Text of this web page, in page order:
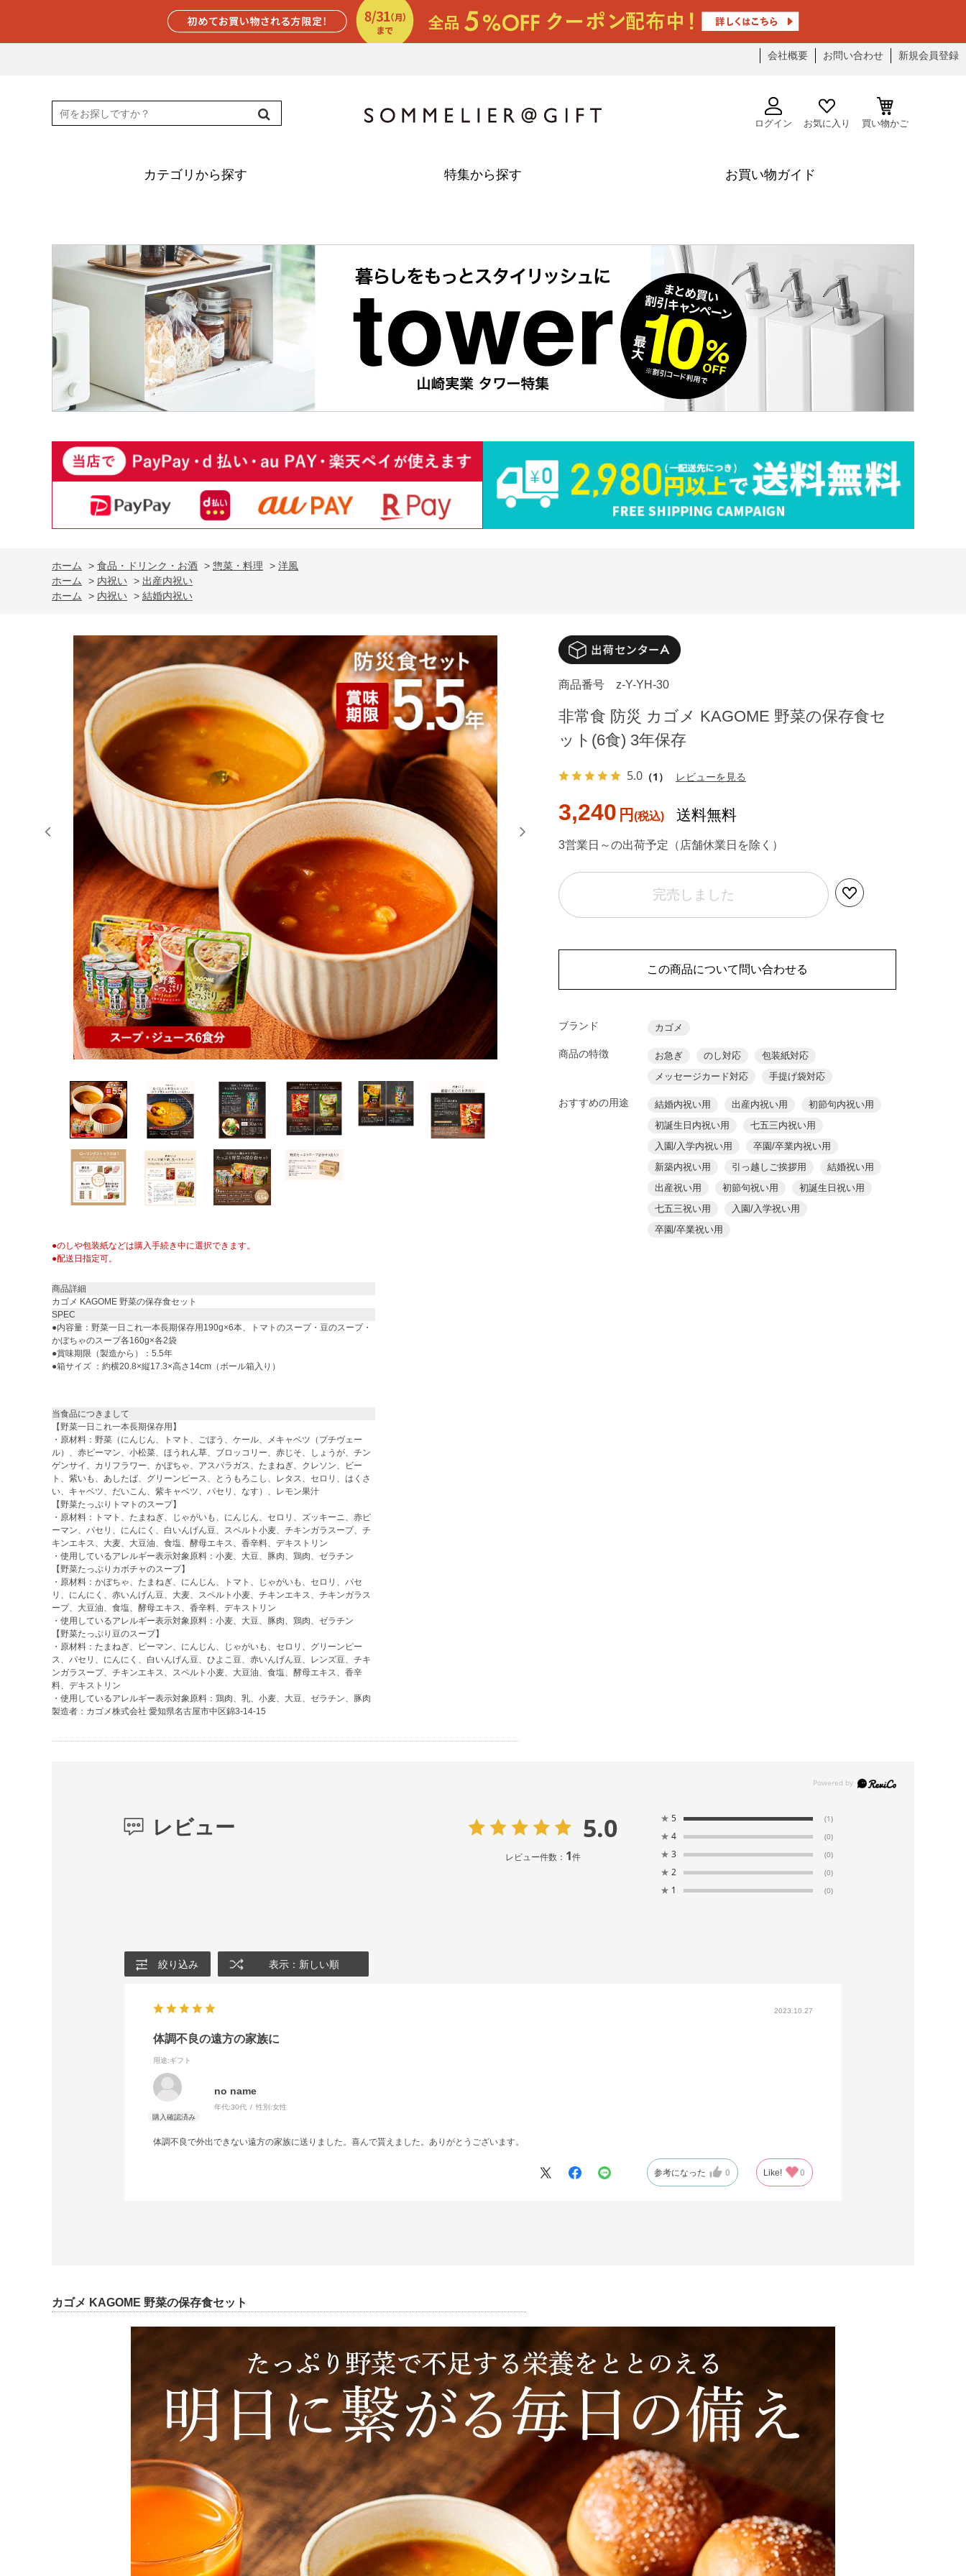
会社概要 お問い合わせ 新規会員登録
ログイン お気に入り 買い物かご
カテゴリから探す 特集から探す お買い物ガイド
ホーム > 食品・ドリンク・お酒 > 惣菜・料理 > 洋風
ホーム
> 内祝い > 出産内祝い
ホーム
> 内祝い > 結婚内祝い
●のしや包装紙などは購入手続き中に選択できます。
●配送日指定可。
商品詳細
カゴメ KAGOME 野菜の保存食セット
SPEC
●内容量：野菜一日これ一本長期保存用190g×6本、トマトのスープ・豆のスープ・
かぼちゃのスープ各160g×各2袋
●賞味期限（製造から）：5.5年
●箱サイズ ：約横20.8×縦17.3×高さ14cm（ボール箱入り）
当食品につきまして
【野菜一日これ一本長期保存用】
・原材料：野菜（にんじん、トマト、ごぼう、ケール、メキャベツ（プチヴェー
ル）、赤ピーマン、小松菜、ほうれん草、ブロッコリー、赤じそ、しょうが、チン
ゲンサイ、カリフラワー、かぼちゃ、アスパラガス、たまねぎ、クレソン、ビー
ト、紫いも、あしたば、グリーンピース、とうもろこし、レタス、セロリ、はくさ
い、キャベツ、だいこん、紫キャベツ、パセリ、なす）、レモン果汁
【野菜たっぷりトマトのスープ】
・原材料：トマト、たまねぎ、じゃがいも、にんじん、セロリ、ズッキーニ、赤ピ
ーマン、パセリ、にんにく、白いんげん豆、スペルト小麦、チキンガラスープ、チ
キンエキス、大麦、大豆油、食塩、酵母エキス、香辛料、デキストリン
・使用しているアレルギー表示対象原料：小麦、大豆、豚肉、鶏肉、ゼラチン
【野菜たっぷりカボチャのスープ】
・原材料：かぼちゃ、たまねぎ、にんじん、トマト、じゃがいも、セロリ、パセ
リ、にんにく、赤いんげん豆、大麦、スペルト小麦、チキンエキス、チキンガラス
ープ、大豆油、食塩、酵母エキス、香辛料、デキストリン
・使用しているアレルギー表示対象原料：小麦、大豆、豚肉、鶏肉、ゼラチン
【野菜たっぷり豆のスープ】
・原材料：たまねぎ、ピーマン、にんじん、じゃがいも、セロリ、グリーンピー
ス、パセリ、にんにく、白いんげん豆、ひよこ豆、赤いんげん豆、レンズ豆、チキ
ンガラスープ、チキンエキス、スペルト小麦、大豆油、食塩、酵母エキス、香辛
料、デキストリン
・使用しているアレルギー表示対象原料：鶏肉、乳、小麦、大豆、ゼラチン、豚肉
製造者：カゴメ株式会社 愛知県名古屋市中区錦3-14-15
商品番号 z-Y-YH-30
非常食 防災 カゴメ KAGOME 野菜の保存食セ
ット(6食) 3年保存
5.0 （1） レビューを見る
3,240 円 送料無料
3営業日～の出荷予定（店舗休業日を除く）
完売しました
この商品について問い合わせる
ブランド カゴメ
商品の特徴 お急ぎ のし対応
包装紙対応
メッセージカード対応
手提げ袋対応
おすすめの用途 結婚内祝い用 出産内祝い用
初節句内祝い用
初誕生日内祝い用
七五三内祝い用
入園/入学内祝い用
卒園/卒業内祝い用
新築内祝い用
引っ越しご挨拶用
結婚祝い用
出産祝い用
初節句祝い用
初誕生日祝い用
七五三祝い用
入園/入学祝い用
卒園/卒業祝い用
レビュー 5.0
レビュー件数： 1件
★ 5 (1)
★ 4 (0)
★ 3 (0)
★ 2 (0)
★ 1 (0)
絞り込み 表示：新しい順
2023.10.27
体調不良の遠方の家族に
用途:ギフト
no name
年代:30代 性別:女性
体調不良で外出できない遠方の家族に送りました。喜んで貰えました。ありがとうございます。
参考になった 0 Like! 0
カゴメ KAGOME 野菜の保存食セット